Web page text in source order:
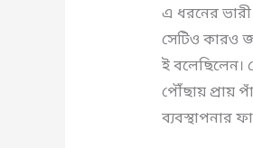
এ ধরনের ভারী
সেটিও কারও
ই বলেছিলেন।
পৌঁছায় প্রায়
ব্যবস্থাপনার